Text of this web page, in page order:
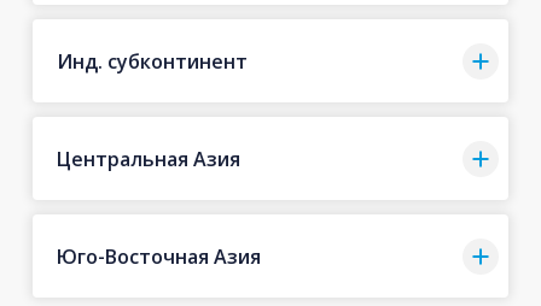
Инд. субконтинент
Центральная Азия
Юго-Восточная Азия